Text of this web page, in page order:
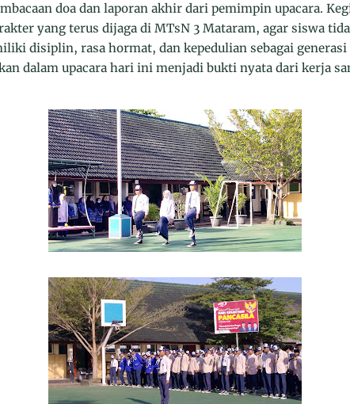
doa dan laporan akhir dari pemimpin upacara.
yang terus dijaga di MTsN 3 Mataram, agar siswa
disiplin, rasa hormat, dan kepedulian sebagai generasi
dalam upacara hari ini menjadi bukti nyata dari kerja